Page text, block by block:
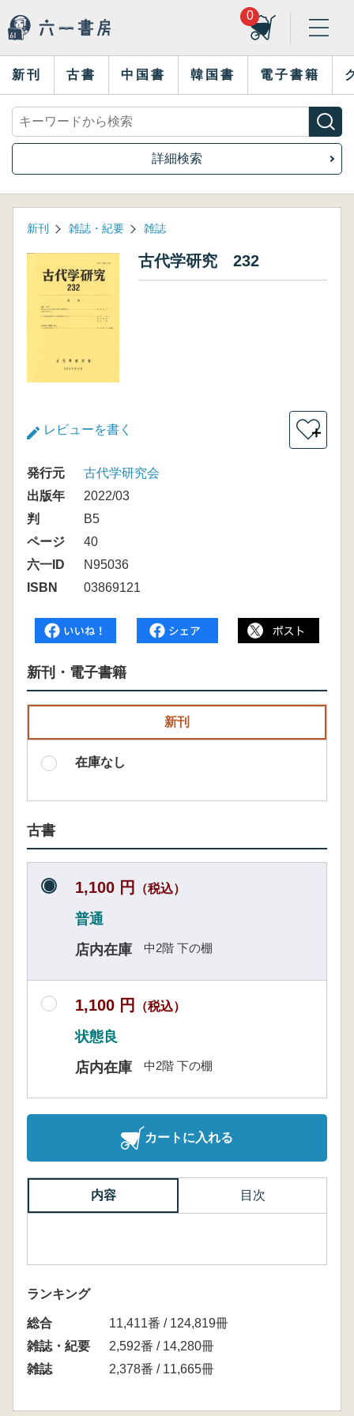
0
新刊 古書 中国書 韓国書 電子書籍
詳細検索
新刊 雑誌・紀要 雑誌
古代学研究 232
レビューを書く ＋
発行元
古代学研究会
出版年
2022/03
判
B5
ページ
40
六一ID
N95036
ISBN
03869121
新刊・電子書籍
新刊
在庫なし
古書
1,100 円 （税込）
普通
店内在庫
中2階 下の棚
1,100 円 （税込）
状態良
店内在庫
中2階 下の棚
カートに入れる
内容 目次
ランキング
総合
11,411番 / 124,819冊
雑誌・紀要
2,592番 / 14,280冊
雑誌
2,378番 / 11,665冊